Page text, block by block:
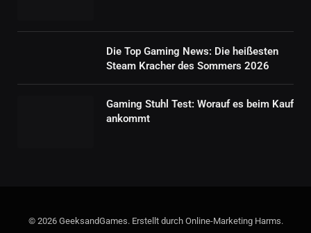
Die Top Gaming News: Die heißesten
Steam Kracher des Sommers 2026
Gaming Stuhl Test: Worauf es beim Kauf
ankommt
© 2026 GeeksandGames. Erstellt durch Online-Marketing Harms.